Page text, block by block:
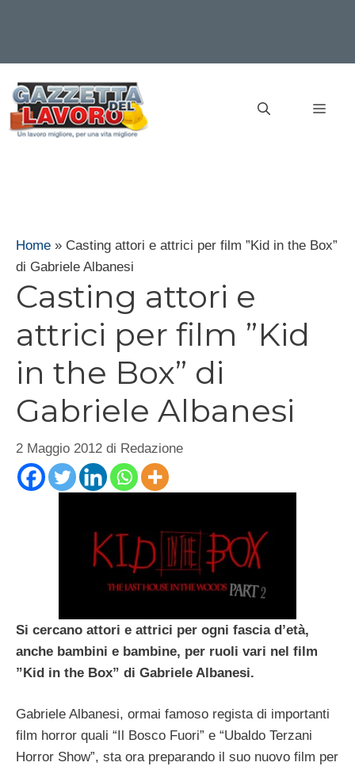
contenuto
Home » Casting attori e attrici per film ”Kid in the Box”
di Gabriele Albanesi
Casting attori e
attrici per film ”Kid
in the Box” di
Gabriele Albanesi
2 Maggio 2012 di Redazione
Si cercano attori e attrici per ogni fascia d’età,
anche bambini e bambine, per ruoli vari nel film
”Kid in the Box” di Gabriele Albanesi.
Gabriele Albanesi, ormai famoso regista di importanti
film horror quali “Il Bosco Fuori” e “Ubaldo Terzani
Horror Show”, sta ora preparando il suo nuovo film per